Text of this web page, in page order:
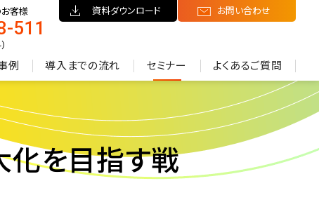
客様
511
資料ダウンロード お問い合わせ
例 導入までの流れ セミナー よくあるご質問
化を目指す戦